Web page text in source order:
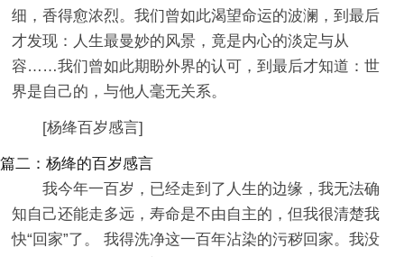
细，香得愈浓烈。我们曾如此渴望命运的波澜，到最后
才发现：人生最曼妙的风景，竟是内心的淡定与从
容……我们曾如此期盼外界的认可，到最后才知道：世
界是自己的，与他人毫无关系。
[杨绛百岁感言]
篇二：杨绛的百岁感言
我今年一百岁，已经走到了人生的边缘，我无法确
知自己还能走多远，寿命是不由自主的，但我很清楚我
快“回家”了。 我得洗净这一百年沾染的污秽回家。我没